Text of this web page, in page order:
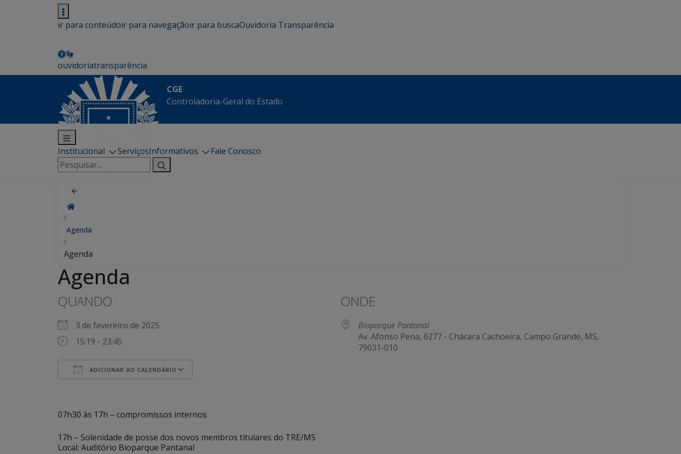
ir para conteúdoir para navegaçãoir para buscaOuvidoria Transparência
ouvidoriatransparência
CGE
Controladoria-Geral do Estado
Institucional ServiçosInformativos
Fale Conosco
Pesquisar
por:
Agenda
Agenda
Agenda
QUANDO
3 de fevereiro de 2025
15:19 - 23:45
ADICIONAR AO CALENDÁRIO
ONDE
Bioparque Pantanal
Av. Afonso Pena, 6277 - Chácara Cachoeira, Campo Grande, MS,
79031-010
07h30 às 17h – compromissos internos
17h – Solenidade de posse dos novos membros titulares do TRE/MS
Local: Auditório Bioparque Pantanal